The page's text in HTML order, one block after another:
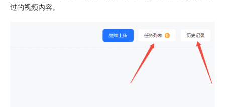
过的视频内容。